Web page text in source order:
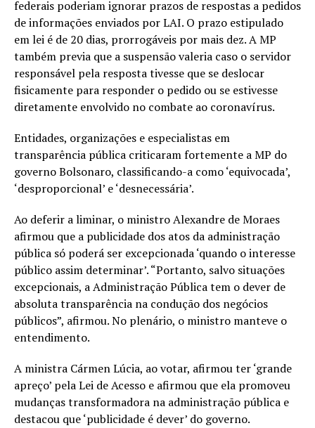
federais poderiam ignorar prazos de respostas a pedidos
de informações enviados por LAI. O prazo estipulado
em lei é de 20 dias, prorrogáveis por mais dez. A MP
também previa que a suspensão valeria caso o servidor
responsável pela resposta tivesse que se deslocar
fisicamente para responder o pedido ou se estivesse
diretamente envolvido no combate ao coronavírus.
Entidades, organizações e especialistas em
transparência pública criticaram fortemente a MP do
governo Bolsonaro, classificando-a como ‘equivocada’,
‘desproporcional’ e ‘desnecessária’.
Ao deferir a liminar, o ministro Alexandre de Moraes
afirmou que a publicidade dos atos da administração
pública só poderá ser excepcionada ‘quando o interesse
público assim determinar’. “Portanto, salvo situações
excepcionais, a Administração Pública tem o dever de
absoluta transparência na condução dos negócios
públicos”, afirmou. No plenário, o ministro manteve o
entendimento.
A ministra Cármen Lúcia, ao votar, afirmou ter ‘grande
apreço’ pela Lei de Acesso e afirmou que ela promoveu
mudanças transformadora na administração pública e
destacou que ‘publicidade é dever’ do governo.